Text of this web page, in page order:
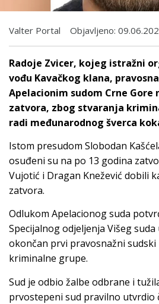
Valter Portal Objavljeno:
Radoje Zvicer, kojeg istražni
vođu Kavačkog klana,
Apelacionim sudom Crne Gore
zatvora, zbog stvaranja
radi međunarodnog šverca
Istom presudom Slobodan
osuđeni su na po 13 godina
Vujotić i Dragan Knežević dobili
zatvora.
Odlukom Apelacionog suda
Specijalnog odjeljenja Višeg
okončan prvi pravosnažni
kriminalne grupe.
Sud je odbio žalbe odbrane i
prvostepeni sud pravilno utvrdio